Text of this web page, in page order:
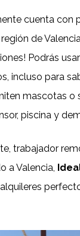
cuenta con
de
Podrás
incluso para
mascotas o
piscina y
trabajador
a Valencia,